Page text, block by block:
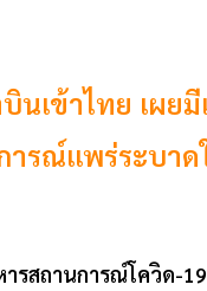
นเข้าไทย เผ
รณ์แพร่ระบาด
รสถานการณ์โควิด-